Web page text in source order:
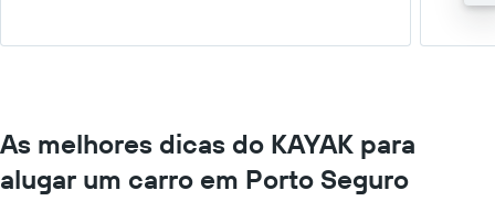
As melhores dicas do KAYAK para
alugar um carro em Porto Seguro